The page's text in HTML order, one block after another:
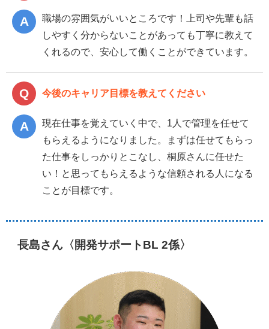
職場の雰囲気がいいところです！上司や先輩も話
しやすく分からないことがあっても丁寧に教えて
くれるので、安心して働くことができています。
今後のキャリア目標を教えてください
現在仕事を覚えていく中で、1人で管理を任せて
もらえるようになりました。まずは任せてもらっ
た仕事をしっかりとこなし、桐原さんに任せた
い！と思ってもらえるような信頼される人になる
ことが目標です。
長島さん〈開発サポートBL 2係〉